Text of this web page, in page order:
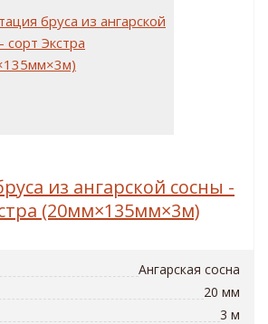
из ангарской сосны -
(20мм×135мм×3м)
Ангарская сосна
20 мм
3 м